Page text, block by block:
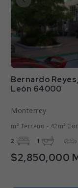
Bernardo
León 64000
Monterrey
m² Terreno - 42m²
2 1
$2,850,000